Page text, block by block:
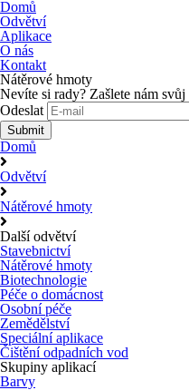
Domů
Odvětví
Aplikace
O nás
Kontakt
Nátěrové hmoty
Nevíte si rady? Zašlete nám
Odeslat
Submit
Domů
Odvětví
Nátěrové hmoty
Další odvětví
Stavebnictví
Nátěrové hmoty
Biotechnologie
Péče o domácnost
Osobní péče
Zemědělství
Speciální aplikace
Čištění odpadních vod
Skupiny aplikací
Barvy